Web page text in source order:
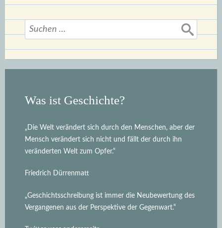
Suchen
nach:
Was ist Geschichte?
„Die Welt verändert sich durch den Menschen, aber der
Mensch verändert sich nicht und fällt der durch ihn
veränderten Welt zum Opfer.“
Friedrich Dürrenmatt
„Geschichtsschreibung ist immer die Neubewertung des
Vergangenen aus der Perspektive der Gegenwart.“